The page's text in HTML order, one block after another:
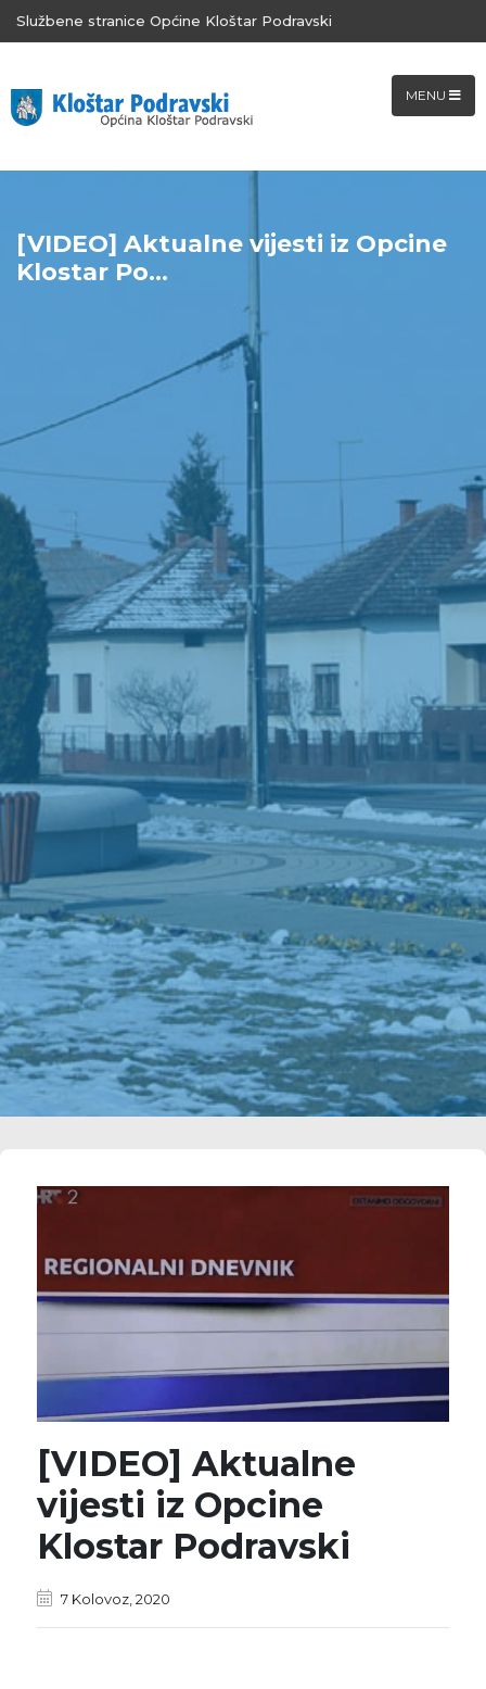
Službene stranice Općine Kloštar Podravski
MENU
[VIDEO] Aktualne vijesti iz Opcine
Klostar Po...
[VIDEO] Aktualne
vijesti iz Opcine
Klostar Podravski
7 Kolovoz, 2020